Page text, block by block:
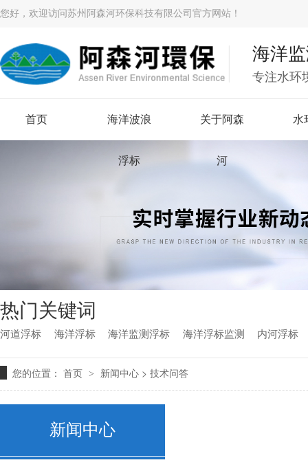
您好，欢迎访问苏州阿森河环保科技有限公司官方网站！
海洋
专注水环
首页 海洋波浪
浮标
关于阿森
河
水
热门关键词
河道浮标 海洋浮标 海洋监测浮标 海洋浮标监测 内河浮标
您的位置： 首页 > 新闻中心 > 技术问答
新闻中心